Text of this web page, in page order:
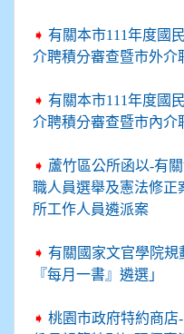
➧ 有關本市111年度國
介聘積分審查暨市外介
➧ 有關本市111年度國
介聘積分審查暨市內介
➧ 蘆竹區公所函以-有
職人員選舉及憲法修正
所工作人員遴派案
➧ 有關國家文官學院規
『每月一書』遴選」
➧ 桃園市政府特約商店